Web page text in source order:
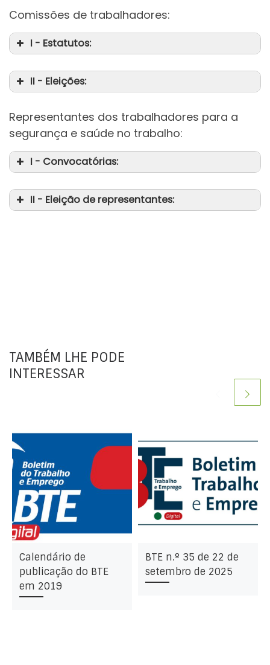
Comissões de trabalhadores:
I - Estatutos:
II - Eleições:
Representantes dos trabalhadores para a
segurança e saúde no trabalho:
I - Convocatórias:
II - Eleição de representantes:
TAMBÉM LHE PODE
INTERESSAR
Calendário de
publicação do BTE
em 2019
BTE n.º 35 de 22 de
setembro de 2025